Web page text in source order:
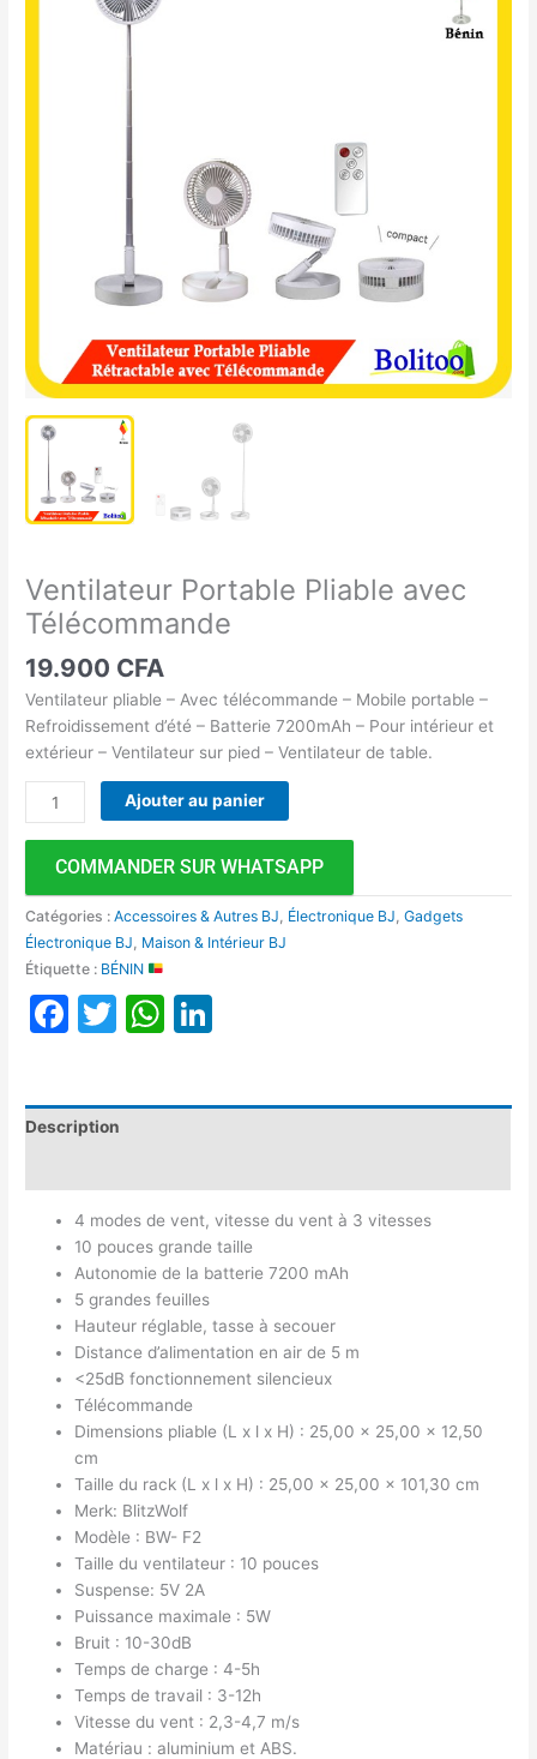
Ventilateur Portable Pliable avec
Télécommande
19.900 CFA
Ventilateur pliable – Avec télécommande – Mobile portable –
Refroidissement d’été – Batterie 7200mAh – Pour intérieur et
extérieur – Ventilateur sur pied – Ventilateur de table.
Ajouter au panier
COMMANDER SUR WHATSAPP
Catégories :Accessoires & Autres BJ, Électronique BJ,Gadgets
Électronique BJ, Maison & Intérieur BJ
Étiquette : BÉNIN
Facebook
TwitterWhatsApp
Description
4 modes de vent, vitesse du vent à 3 vitesses
10 pouces grande taille
Autonomie de la batterie 7200 mAh
5 grandes feuilles
Hauteur réglable, tasse à secouer
Distance d’alimentation en air de 5 m
<25dB fonctionnement silencieux
Télécommande
Dimensions pliable (L x l x H) : 25,00 x 25,00 x 12,50
cm
Taille du rack (L x l x H) : 25,00 x 25,00 x 101,30 cm
Merk: BlitzWolf
Modèle : BW- F2
Taille du ventilateur : 10 pouces
Suspense: 5V 2A
Puissance maximale : 5W
Bruit : 10-30dB
Temps de charge : 4-5h
Temps de travail : 3-12h
Vitesse du vent : 2,3-4,7 m/s
Matériau : aluminium et ABS.